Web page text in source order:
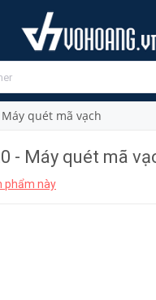
Máy quét mã vạch
- Máy quét mã
phẩm này